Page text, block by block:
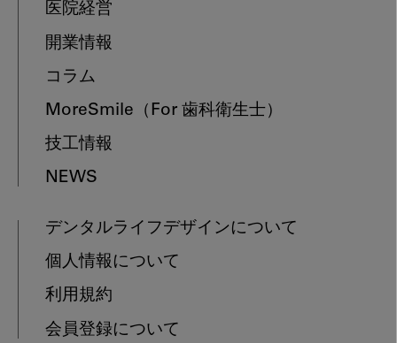
医院経営
開業情報
コラム
MoreSmile （For 歯科衛生士）
技工情報
NEWS
デンタルライフデザインについて
個人情報について
利用規約
会員登録について